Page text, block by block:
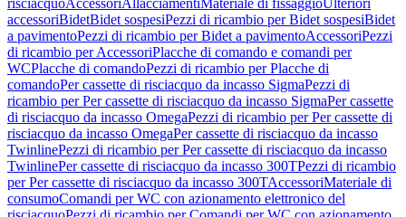
risciacquoAccessoriAllacciamentiMateriale di fissaggioUlteriori
accessoriBidetBidet sospesiPezzi di ricambio per Bidet sospesiBidet
a pavimentoPezzi di ricambio per Bidet a pavimentoAccessoriPezzi
di ricambio per AccessoriPlacche di comando e comandi per
WCPlacche di comandoPezzi di ricambio per Placche di
comandoPer cassette di risciacquo da incasso SigmaPezzi di
ricambio per Per cassette di risciacquo da incasso SigmaPer cassette
di risciacquo da incasso OmegaPezzi di ricambio per Per cassette di
risciacquo da incasso OmegaPer cassette di risciacquo da incasso
TwinlinePezzi di ricambio per Per cassette di risciacquo da incasso
TwinlinePer cassette di risciacquo da incasso 300TPezzi di ricambio
per Per cassette di risciacquo da incasso 300TAccessoriMateriale di
consumoComandi per WC con azionamento elettronico del